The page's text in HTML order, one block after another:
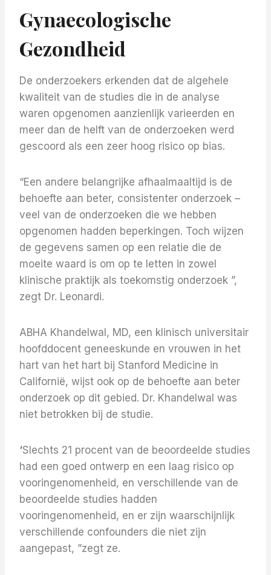
Gynaecologische
Gezondheid
De onderzoekers erkenden dat de algehele
kwaliteit van de studies die in de analyse
waren opgenomen aanzienlijk varieerden en
meer dan de helft van de onderzoeken werd
gescoord als een zeer hoog risico op bias.
“Een andere belangrijke afhaalmaaltijd is de
behoefte aan beter, consistenter onderzoek –
veel van de onderzoeken die we hebben
opgenomen hadden beperkingen. Toch wijzen
de gegevens samen op een relatie die de
moeite waard is om op te letten in zowel
klinische praktijk als toekomstig onderzoek ”,
zegt Dr. Leonardi.
ABHA Khandelwal, MD, een klinisch universitair
hoofddocent geneeskunde en vrouwen in het
hart van het hart bij Stanford Medicine in
Californië, wijst ook op de behoefte aan beter
onderzoek op dit gebied. Dr. Khandelwal was
niet betrokken bij de studie.
‘Slechts 21 procent van de beoordeelde studies
had een goed ontwerp en een laag risico op
vooringenomenheid, en verschillende van de
beoordeelde studies hadden
vooringenomenheid, en er zijn waarschijnlijk
verschillende confounders die niet zijn
aangepast, ”zegt ze.